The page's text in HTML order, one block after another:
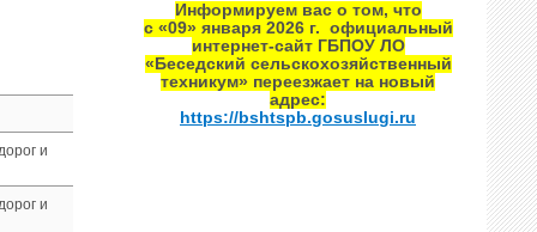
и
и
Информируем вас о том, что
с «09» января 2026 г. официальный
интернет‑сайт ГБПОУ ЛО
«Беседский сельскохозяйственный
техникум» переезжает на новый
адрес:
https://bshtspb.gosuslugi.ru